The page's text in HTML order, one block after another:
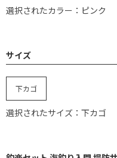
選択されたカラー：ピンク
サイズ
下カゴ
選択されたサイズ：下カゴ